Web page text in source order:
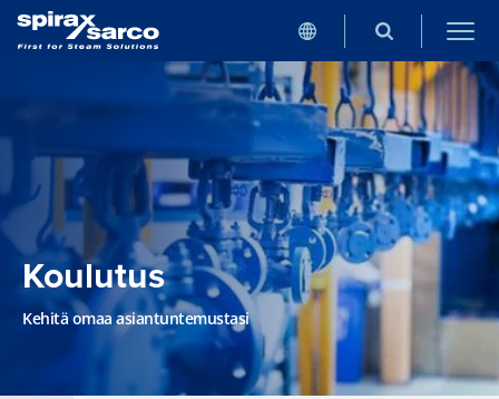
Koulutus
Kehitä omaa asiantuntemustasi